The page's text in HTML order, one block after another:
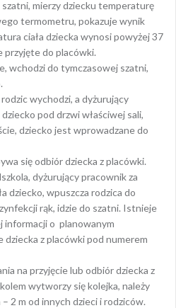
mierzy dziecku temperaturę
termometru, pokazuje wynik
ciała dziecka wynosi powyżej 37
przyjęte do placówki.
wchodzi do tymczasowej szatni,
wychodzi, a dyżurujący
pod drzwi właściwej sali,
dziecko jest wprowadzane do
się odbiór dziecka z placówki.
dyżurujący pracownik za
dziecko, wpuszcza rodzica do
rąk, idzie do szatni. Istnieje
informacji o planowanym
dziecka z placówki pod numerem
na przyjęcie lub odbiór dziecka z
wytworzy się kolejka, należy
2 m od innych dzieci i rodziców.